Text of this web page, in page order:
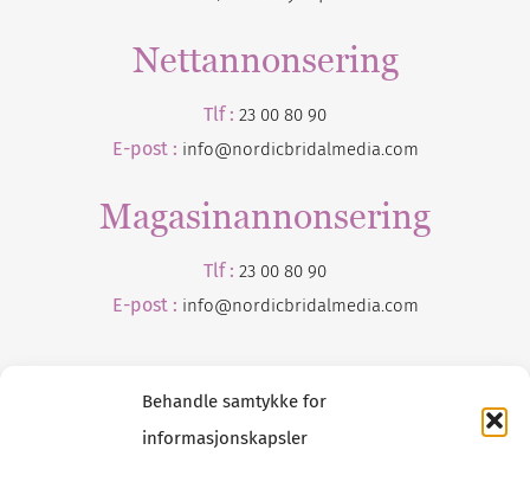
Behandle samtykke for
informasjonskapsler
Nettannonsering
Tlf : 23 00 80 90
E-post : info@nordicbridalmedia.com
Magasinannonsering
Tlf : 23 00 80 90
E-post : info@nordicbridalmedia.com